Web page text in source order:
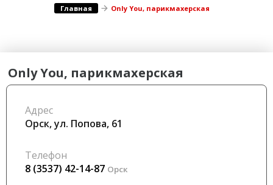
Главная Only You, парикмахерская
Only You, парикмахерская
Адрес
Орск, ул. ​Попова, 61
Телефон
8 (3537) 42-14-87 Орск